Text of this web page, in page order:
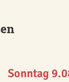
Sonntag